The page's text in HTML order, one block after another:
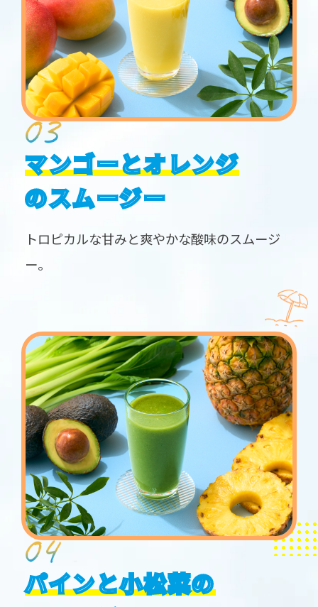
マンゴーとオレンジ
のスムージー
トロピカルな甘みと爽やかな酸味のスムージ
ー。
パインと小松菜の